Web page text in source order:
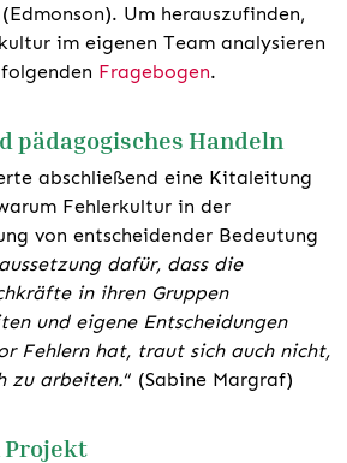
Um herauszufinden,
im eigenen Team analysieren
Fragebogen.
pädagogisches Handeln
abschließend eine Kitaleitung
Fehlerkultur in der
von entscheidender Bedeutung
dafür, dass die
in ihren Gruppen
und eigene Entscheidungen
Fehlern hat, traut sich auch nicht,
zu arbeiten.“ (Sabine Margraf)
Projekt